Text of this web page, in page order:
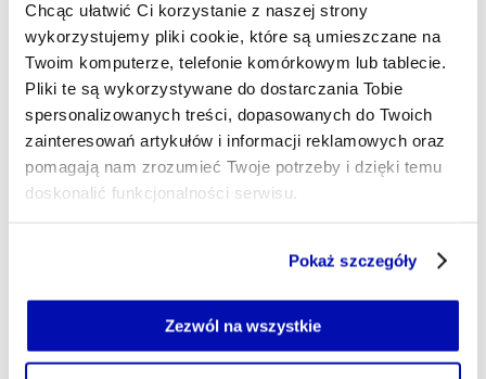
Chcąc ułatwić Ci korzystanie z naszej strony
wykorzystujemy pliki cookie, które są umieszczane na
Twoim komputerze, telefonie komórkowym lub tablecie.
Pliki te są wykorzystywane do dostarczania Tobie
spersonalizowanych treści, dopasowanych do Twoich
zainteresowań artykułów i informacji reklamowych oraz
pomagają nam zrozumieć Twoje potrzeby i dzięki temu
doskonalić funkcjonalności serwisu.
Jeżeli nie wyrażasz zgody na zapisywanie plików cookie,
możesz łatwo zarządzać swoimi uprawnieniami, np. we
własnej przeglądarce internetowej lub po wybraniu opcji
Pokaż szczegóły
Zezwól na wszystkie
Banki „wzięły za rogi" GPW,
najmocniej zwyżkuje Allegro. Dzień
na GPW 6 sierpnia
27 min temu
Wielka Brytania zgadza się na
przejęcie Warner Bros. Discovery
ARP na ratunek JSW. Węglowy gigant
otrzyma 800 mln zł pożyczki